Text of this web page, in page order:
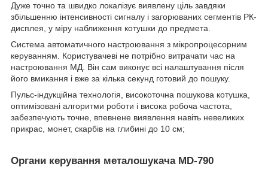
Дуже точно та швидко локалізує виявлену ціль завдяки
збільшенню інтенсивності сигналу і загорюваних сегментів РК-
дисплея, у міру наближення котушки до предмета.
Система автоматичного настроювання з мікропроцесорним
керуванням. Користувачеві не потрібно витрачати час на
настроювання МД. Він сам виконує всі налаштування після
його вмикання і вже за кілька секунд готовий до пошуку.
Пульс-індукційна технологія, високоточна пошукова котушка,
оптимізовані алгоритми роботи і висока робоча частота,
забезпечують точне, впевнене виявлення навіть невеликих
прикрас, монет, скарбів на глибині до 10 см;
Органи керування металошукача MD-790